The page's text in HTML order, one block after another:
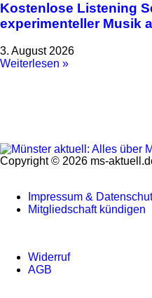
Kostenlose Listening
experimenteller Musik
3. August 2026
Weiterlesen »
Copyright © 2026 ms-
Impressum &
Mitgliedschaft kündigen
Widerruf
AGB